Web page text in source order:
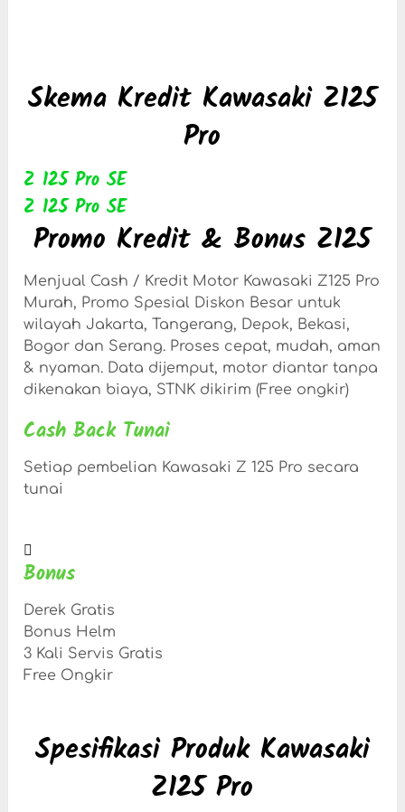
Skema Kredit Kawasaki Z125
Pro
Z 125 Pro SE
Z 125 Pro SE
Promo Kredit & Bonus Z125
Menjual Cash / Kredit Motor Kawasaki Z125 Pro
Murah, Promo Spesial Diskon Besar untuk
wilayah Jakarta, Tangerang, Depok, Bekasi,
Bogor dan Serang. Proses cepat, mudah, aman
& nyaman. Data dijemput, motor diantar tanpa
dikenakan biaya, STNK dikirim (Free ongkir)
Cash Back Tunai
Setiap pembelian Kawasaki Z 125 Pro secara
tunai
Bonus
Derek Gratis
Bonus Helm
3 Kali Servis Gratis
Free Ongkir
Spesifikasi Produk Kawasaki
Z125 Pro